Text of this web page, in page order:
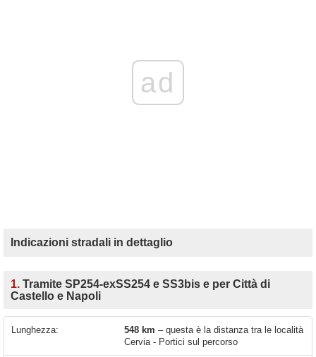
ad
Indicazioni stradali in dettaglio
1. Tramite SP254-exSS254 e SS3bis e per Città di
Castello e Napoli
Lunghezza: 548 km – questa è la distanza tra le località
Cervia - Portici sul percorso